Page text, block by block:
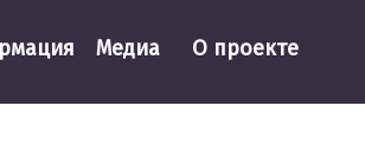
Медиа О проекте